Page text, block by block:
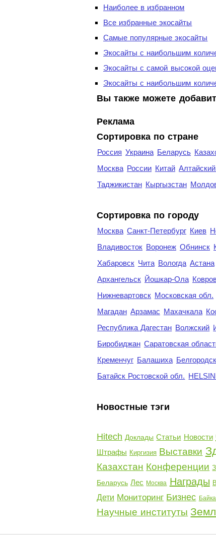
Наиболее в избранном
Все избранные экосайты
Самые популярные экосайты
Экосайты с наибольшим
Экосайты с самой высокой
Экосайты с наибольшим
Вы также можете
Реклама
Сортировка по стране
Россия Украина Беларусь
Москва России Китай
Таджикистан Кыргызстан
Cортировка по городу
Москва Санкт-Петербург Киев
Владивосток Воронеж Обнинск
Хабаровск Чита Вологда Астана
Архангельск Йошкар-Ола
Нижневартовск Московская обл.
Магадан Арзамас Махачкала
Республика Дагестан Волжский
Биробиджан Саратовская
Кременчуг Балашиха
Батайск Ростовской обл.
Новостные тэги
Hitech Доклады Статьи Новости
Штрафы Киргизия Выставки
Казахстан Конференции
Беларусь Лес Москва Награды
Дети Мониторинг Бизнес
Научные институты